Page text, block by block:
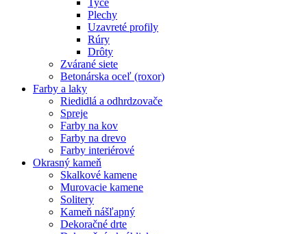
Tyče
Plechy
Uzavreté profily
Rúry
Drôty
Zvárané siete
Betonárska oceľ (roxor)
Farby a laky
Riedidlá a odhrdzovače
Spreje
Farby na kov
Farby na drevo
Farby interiérové
Okrasný kameň
Skalkové kamene
Murovacie kamene
Solitery
Kameň nášľapný
Dekoračné drte